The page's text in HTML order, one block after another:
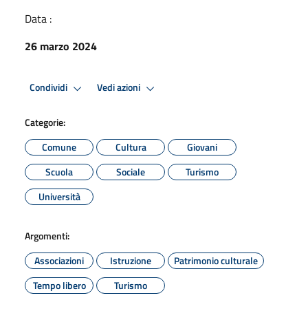
Data :
26 marzo 2024
Condividi Vedi azioni
Categorie:
Comune
Cultura
Giovani
Scuola
Sociale
Turismo
Università
Argomenti:
Associazioni
Istruzione
Patrimonio culturale
Tempo libero
Turismo